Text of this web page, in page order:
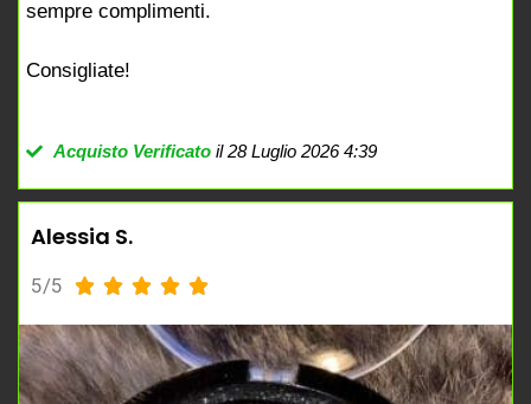
sempre complimenti.
Consigliate!
Acquisto Verificatoil 28 Luglio 2026 4:39
Alessia S.
5/5     